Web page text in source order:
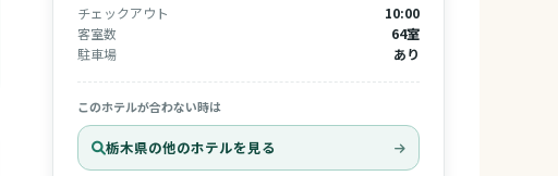
チェックアウト
10:00
客室数
64室
駐車場
あり
このホテルが合わない時は
栃木県の他のホテルを見る